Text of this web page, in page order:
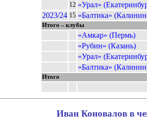
12 «Урал»
2023/24 15 «Балтика»
Итого – клубы
«Амкар» (Пермь)
«Рубин» (Казань)
«Урал»
«Балтика»
Итого
Иван Коновалов в